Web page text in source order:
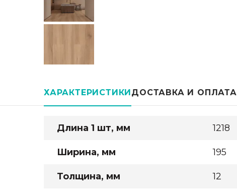
ХАРАКТЕРИСТИКИДОСТАВКА И ОПЛАТА
Длина 1 шт, мм 1218
Ширина, мм 195
Толщина, мм 12